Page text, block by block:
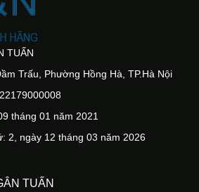
TUẤN
Trấu, Phường Hồng Hà, TP.Hà Nội
tháng 01 năm 2021
2, ngày 12 tháng 03 năm 2026
TUẤN